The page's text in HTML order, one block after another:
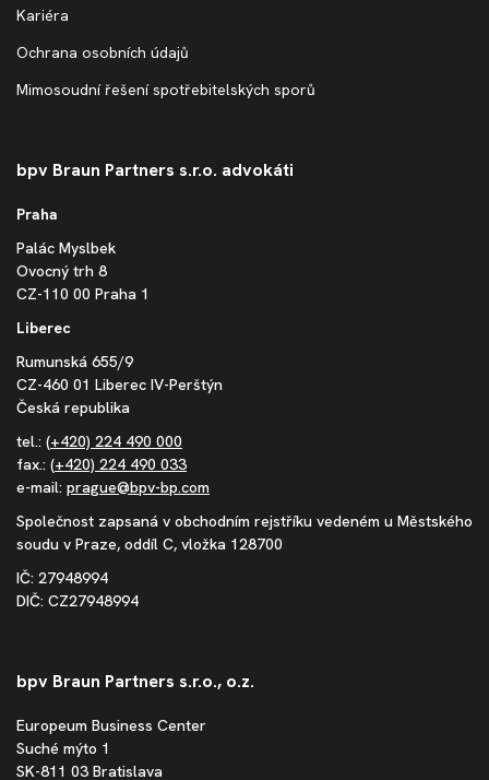
Kariéra
Ochrana osobních údajů
Mimosoudní řešení spotřebitelských sporů
bpv Braun Partners s.r.o. advokáti
Praha
Palác Myslbek
Ovocný trh 8
CZ-110 00 Praha 1
Liberec
Rumunská 655/9
CZ-460 01 Liberec IV-Perštýn
Česká republika
tel.: (+420) 224 490 000
fax.: (+420) 224 490 033
e-mail: prague@bpv-bp.com
Společnost zapsaná v obchodním rejstříku vedeném u Městského
soudu v Praze, oddíl C, vložka 128700
IČ: 27948994
DIČ: CZ27948994
bpv Braun Partners s.r.o., o.z.
Europeum Business Center
Suché mýto 1
SK-811 03 Bratislava